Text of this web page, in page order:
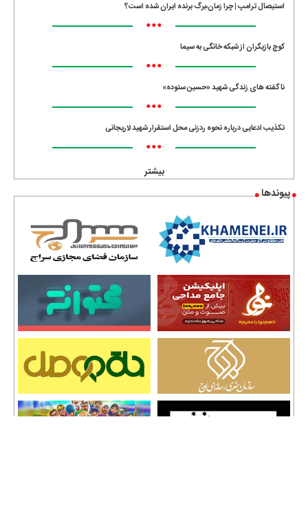
استیصال ترامپ | چرا زمان،برگ برنده ایران شده است؟
•••
کوچ بازیگران از شبکه خانگی به سیما
•••
ناگفته های زندگی شهید «حسین ستوده»
•••
تکذیب ادعایی درباره نحوه ردزنی محل استقرار شهید لاریجانی
•••
بیشتر
پیوندها